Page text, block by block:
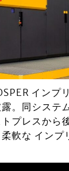
インプ
。同システ
プレスから
軟な インプ